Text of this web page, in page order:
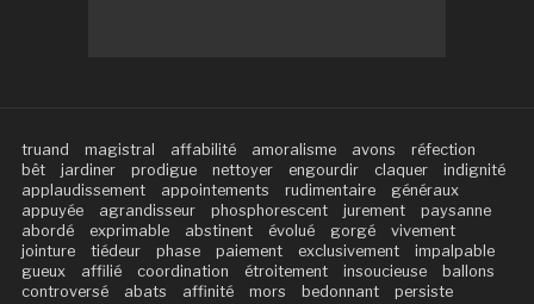
truand magistral affabilité amoralisme avons
réfection
bêt
jardiner prodigue nettoyer engourdir claquer
indignité
applaudissement
appointements rudimentaire
généraux
appuyée
agrandisseur phosphorescent jurement
paysanne
abordé
exprimable abstinent évolué gorgé
vivement
jointure
tiédeur phase paiement exclusivement
impalpable
gueux
affilié coordination étroitement insoucieuse
ballons
controversé
abats affinité mors bedonnant
persiste